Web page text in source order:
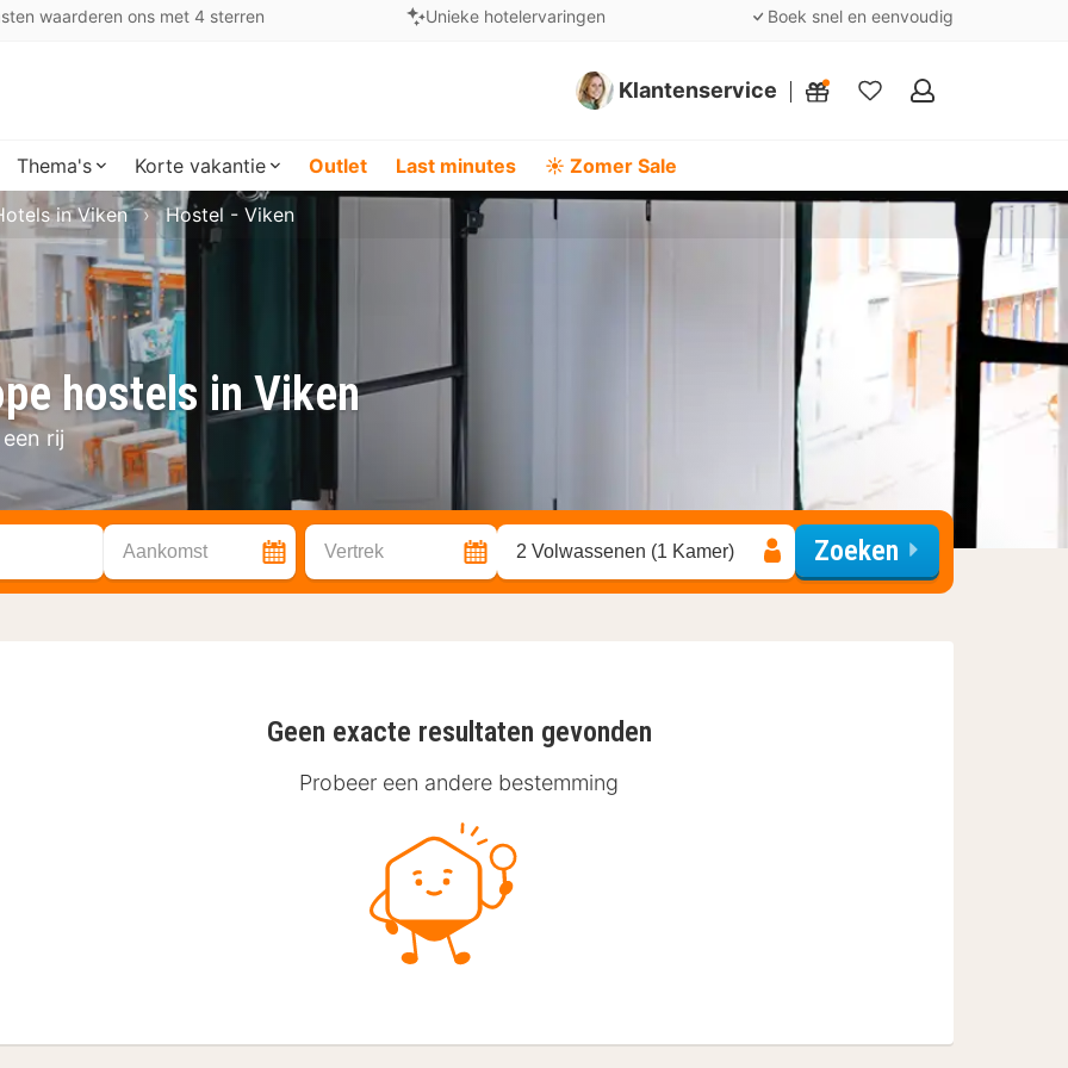
waarderen ons met 4 sterren Unieke hotelervaringen Boek snel en eenvoudig
Klantenservice
Mijn
Thema's Korte vakantie Outlet Last minutes ☀️ Zomer Sale
hostels in Viken
rij
in Viken Hostel - Viken
Aankomst Vertrek 2 Volwassenen (1 Kamer) Zoeken
Geen exacte resultaten gevonden
Probeer een andere bestemming